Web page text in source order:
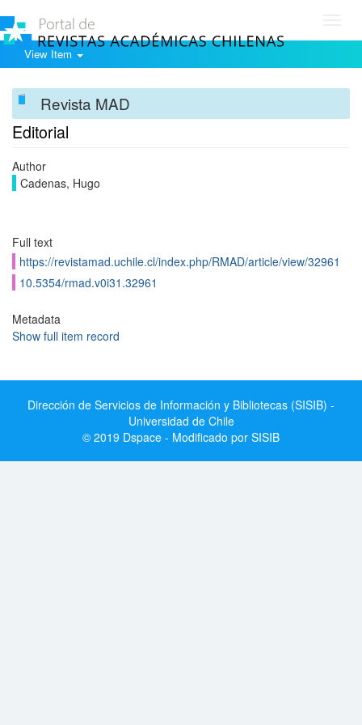
View Item
Revista MAD
Editorial
Author
Cadenas, Hugo
Full text
https://revistamad.uchile.cl/index.php/RMAD/article/view/32961
10.5354/rmad.v0i31.32961
Metadata
Show full item record
Dirección de Servicios de Información y Bibliotecas (SISIB) -
Universidad de Chile
© 2019 Dspace - Modificado por SISIB